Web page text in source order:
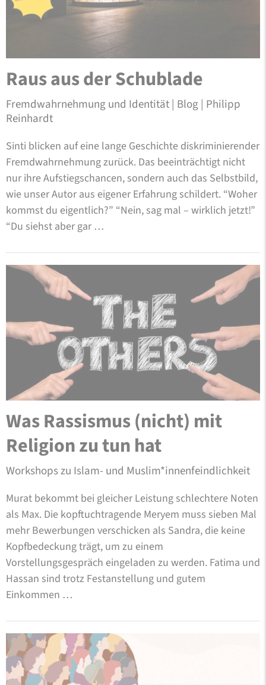
Raus aus der Schublade
Fremdwahrnehmung und Identität | Blog | Philipp
Reinhardt
Sinti blicken auf eine lange Geschichte diskriminierender
Fremdwahrnehmung zurück. Das beeinträchtigt nicht
nur ihre Aufstiegschancen, sondern auch das Selbstbild,
wie unser Autor aus eigener Erfahrung schildert. “Woher
kommst du eigentlich?” “Nein, sag mal – wirklich jetzt!”
“Du siehst aber gar …
Was Rassismus (nicht) mit
Religion zu tun hat
Workshops zu Islam- und Muslim*innenfeindlichkeit
Murat bekommt bei gleicher Leistung schlechtere Noten
als Max. Die kopftuchtragende Meryem muss sieben Mal
mehr Bewerbungen verschicken als Sandra, die keine
Kopfbedeckung trägt, um zu einem
Vorstellungsgespräch eingeladen zu werden. Fatima und
Hassan sind trotz Festanstellung und gutem
Einkommen …